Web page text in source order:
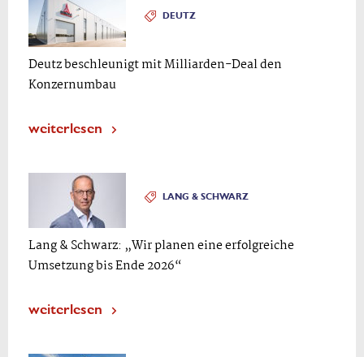
DEUTZ
Deutz beschleunigt mit Milliarden-Deal den
Konzernumbau
weiterlesen
LANG & SCHWARZ
Lang & Schwarz: „Wir planen eine erfolgreiche
Umsetzung bis Ende 2026“
weiterlesen